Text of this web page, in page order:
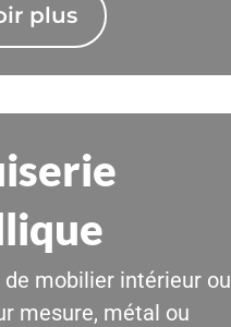
plus
mobilier intérieur ou
mesure, métal ou